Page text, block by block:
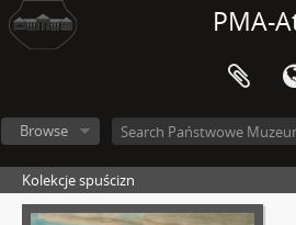
PMA-
Browse
Kolekcje spuścizn